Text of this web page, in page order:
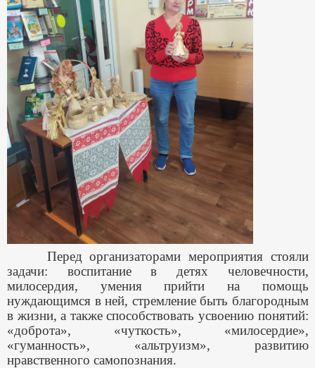
Перед организаторами мероприятия стояли
задачи: воспитание в детях человечности,
милосердия, умения прийти на помощь
нуждающимся в ней, стремление быть благородным
в жизни, а также способствовать усвоению понятий:
«доброта», «чуткость», «милосердие»,
«гуманность», «альтруизм», развитию
нравственного самопознания.